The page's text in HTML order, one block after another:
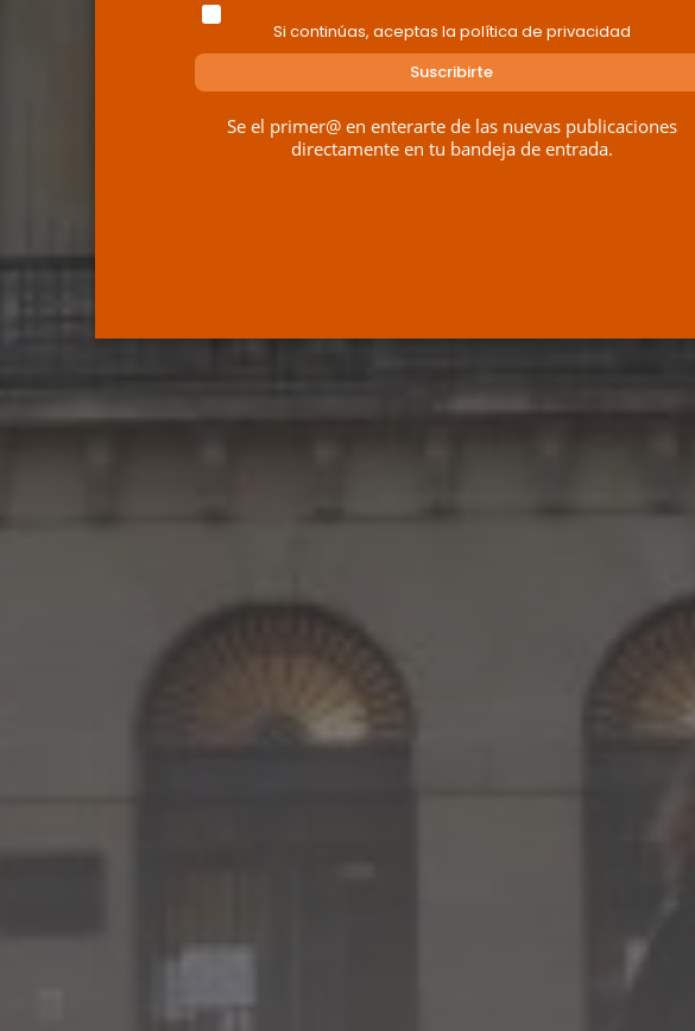
Si continúas, aceptas la política de privacidad
Se el primer@ en enterarte de las nuevas publicaciones
directamente en tu bandeja de entrada.